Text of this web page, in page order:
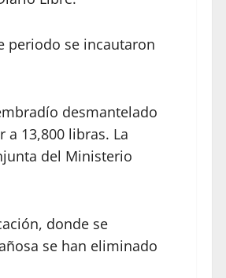
periodo se incautaron
desmantelado
a 13,800 libras. La
del Ministerio
donde se
se han eliminado